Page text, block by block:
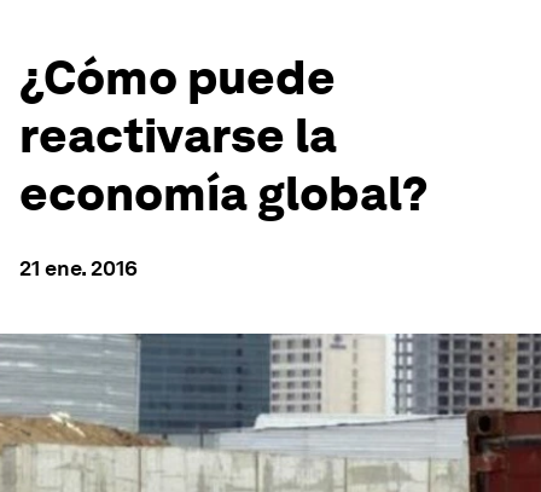
¿Cómo puede
reactivarse la
economía global?
21 ene. 2016